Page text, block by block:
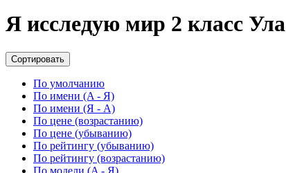
Я исследую мир 2 класс Ула
Сортировать
По умолчанию
По имени (A - Я)
По имени (Я - A)
По цене (возрастанию)
По цене (убыванию)
По рейтингу (убыванию)
По рейтингу (возрастанию)
По модели (A - Я)